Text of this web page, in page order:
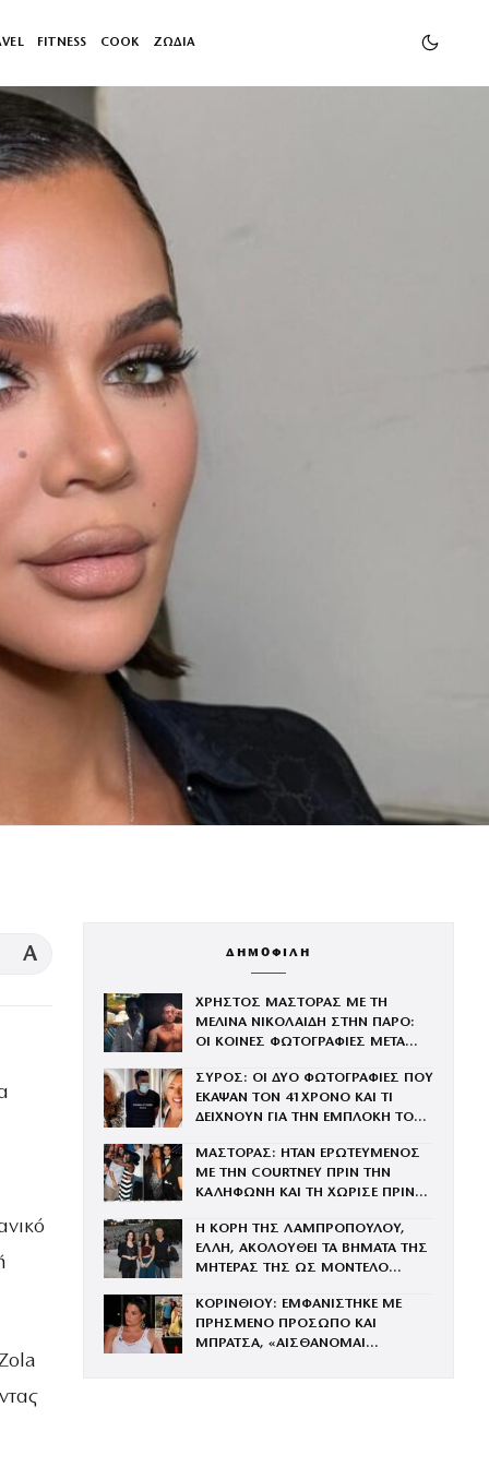
FITNESS COOK ΖΩΔΙΑ
A ΔΗΜΟΦΙΛΗ
ΧΡΗΣΤΟΣ ΜΑΣΤΟΡΑΣ ΜΕ ΤΗ
ΜΕΛΙΝΑ ΝΙΚΟΛΑΙΔΗ ΣΤΗΝ ΠΑΡΟ:
ΟΙ ΚΟΙΝΕΣ ΦΩΤΟΓΡΑΦΙΕΣ ΜΕΤΑ
ΓΑΡΥΦΑΛΙΑ
ΣΥΡΟΣ: ΟΙ ΔΥΟ ΦΩΤΟΓΡΑΦΙΕΣ ΠΟΥ
ΕΚΑΨΑΝ ΤΟΝ 41ΧΡΟΝΟ ΚΑΙ ΤΙ
ΔΕΙΧΝΟΥΝ ΓΙΑ ΤΗΝ ΕΜΠΛΟΚΗ ΤΟΥ
ΜΑΣΤΟΡΑΣ: ΗΤΑΝ ΕΡΩΤΕΥΜΕΝΟΣ
ΜΕ ΤΗΝ COURTNEY ΠΡΙΝ ΤΗΝ
ΚΑΛΗΦΩΝΗ ΚΑΙ ΤΗ ΧΩΡΙΣΕ ΠΡΙΝ
Η ΚΟΡΗ ΤΗΣ ΛΑΜΠΡΟΠΟΥΛΟΥ,
ΕΛΛΗ, ΑΚΟΛΟΥΘΕΙ ΤΑ ΒΗΜΑΤΑ ΤΗΣ
ΜΗΤΕΡΑΣ ΤΗΣ ΩΣ ΜΟΝΤΕΛΟ
ΚΟΡΙΝΘΙΟΥ: ΕΜΦΑΝΙΣΤΗΚΕ ΜΕ
ΠΡΗΣΜΕΝΟ ΠΡΟΣΩΠΟ ΚΑΙ
ΜΠΡΑΤΣΑ, «ΑΙΣΘΑΝΟΜΑΙ